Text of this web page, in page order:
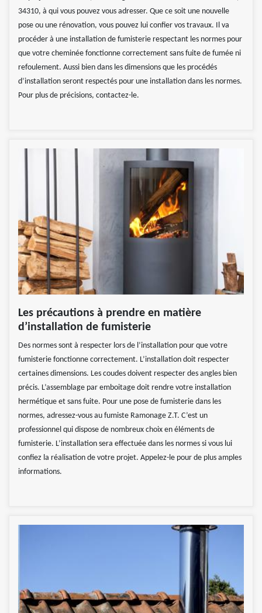
34310, à qui vous pouvez vous adresser. Que ce soit une nouvelle
pose ou une rénovation, vous pouvez lui confier vos travaux. Il va
procéder à une installation de fumisterie respectant les normes pour
que votre cheminée fonctionne correctement sans fuite de fumée ni
refoulement. Aussi bien dans les dimensions que les procédés
d’installation seront respectés pour une installation dans les normes.
Pour plus de précisions, contactez-le.
Les précautions à prendre en matière
d’installation de fumisterie
Des normes sont à respecter lors de l’installation pour que votre
fumisterie fonctionne correctement. L’installation doit respecter
certaines dimensions. Les coudes doivent respecter des angles bien
précis. L’assemblage par emboitage doit rendre votre installation
hermétique et sans fuite. Pour une pose de fumisterie dans les
normes, adressez-vous au fumiste Ramonage Z.T. C’est un
professionnel qui dispose de nombreux choix en éléments de
fumisterie. L’installation sera effectuée dans les normes si vous lui
confiez la réalisation de votre projet. Appelez-le pour de plus amples
informations.